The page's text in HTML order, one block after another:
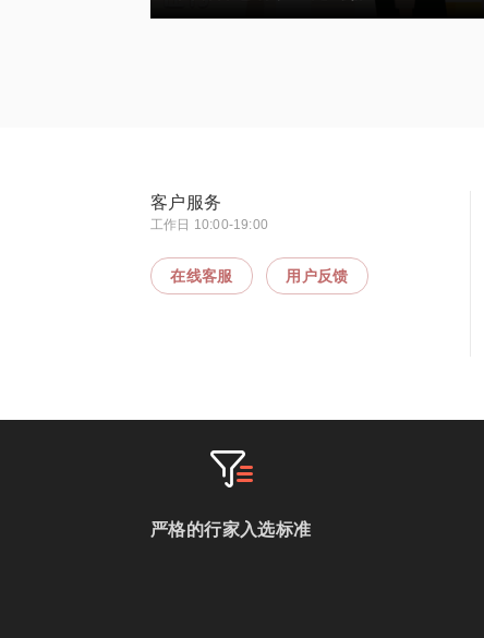
客户服务
工作日 10:00-19:00
在线客服 用户反馈
严格的行家入选标准